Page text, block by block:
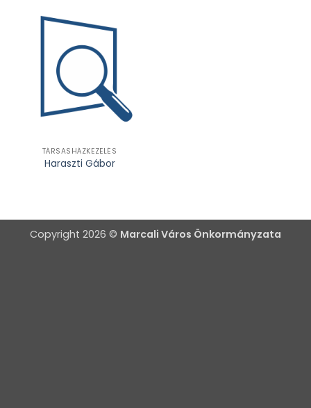
TÁRSASHÁZKEZELÉS
Haraszti Gábor
Copyright 2026 © Marcali Város Önkormányzata